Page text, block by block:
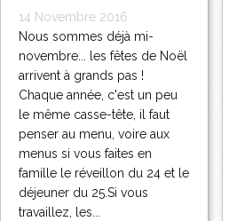
14 Novembre 2016
Nous sommes déjà mi-
novembre... les fêtes de Noël
arrivent à grands pas !
Chaque année, c'est un peu
le même casse-tête, il faut
penser au menu, voire aux
menus si vous faites en
famille le réveillon du 24 et le
déjeuner du 25.Si vous
travaillez, les...